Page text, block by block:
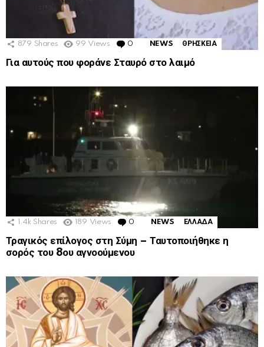
879 Shares 99 Views 0 Comments
NEWS ΘΡΗΣΚΕΙΑ
Για αυτούς που φοράνε Σταυρό στο λαιμό
1.4k Shares 189 Views 0 Comments
NEWS ΕΛΛΑΔΑ
Τραγικός επίλογος στη Σύμη – Ταυτοποιήθηκε η
σορός του 8ου αγνοούμενου